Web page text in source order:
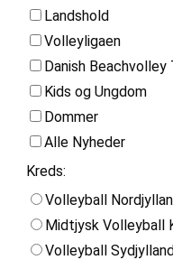
Landshold
Volleyligaen
Danish Beachvolley
Kids og Ungdom
Dommer
Alle Nyheder
Kreds:
Volleyball
Midtjysk Volleyball
Volleyball